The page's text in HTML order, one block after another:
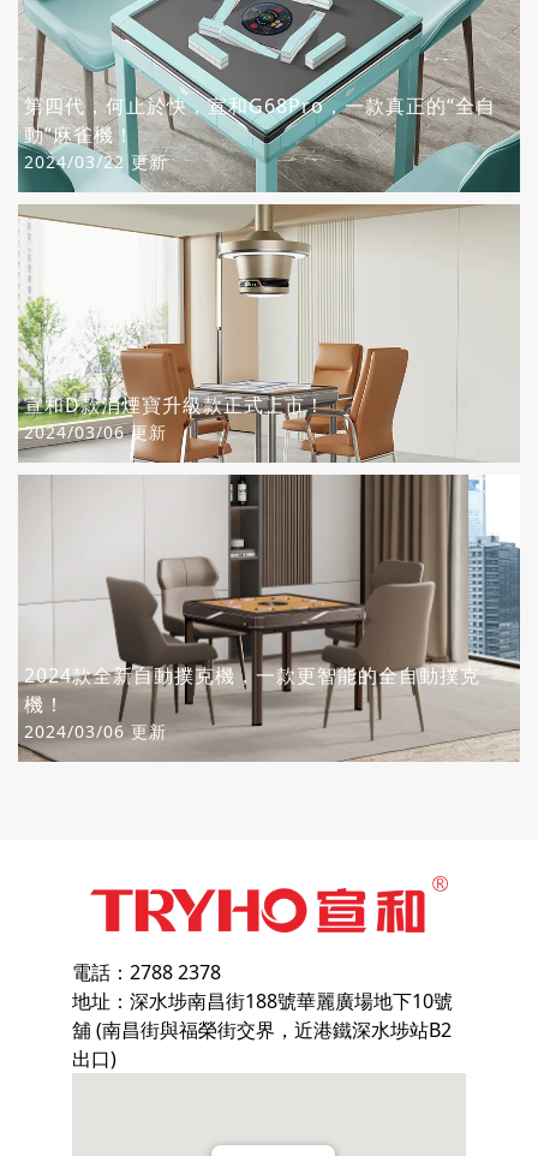
第四代，何止於快，宣和G68Pro，一款真正的“全自
動”麻雀機！
2024/03/22 更新
宣和D款消煙寶升級款正式上市！
2024/03/06 更新
2024款全新自動撲克機，一款更智能的全自動撲克
機！
2024/03/06 更新
電話：2788 2378
地址：深水埗南昌街188號華麗廣場地下10號
舖 (南昌街與福榮街交界，近港鐵深水埗站B2
出口)